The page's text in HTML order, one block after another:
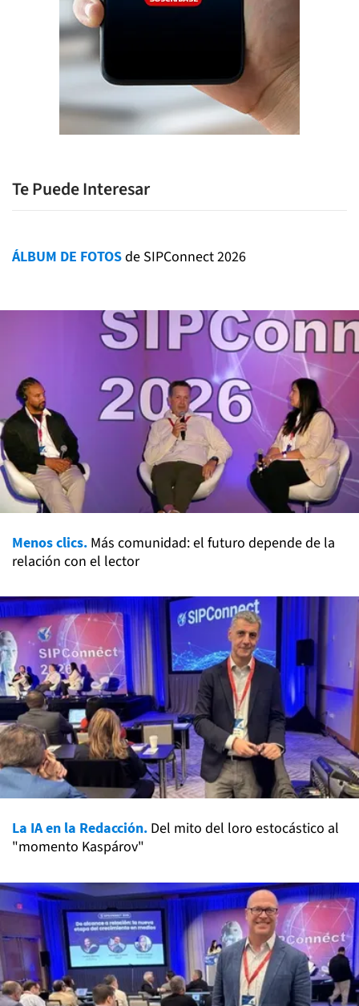
Te Puede Interesar
ÁLBUM DE FOTOSde SIPConnect 2026
Menos clics. Más comunidad: el futuro depende de la
relación con el lector
La IA en la Redacción. Del mito del loro estocástico al
"momento Kaspárov"